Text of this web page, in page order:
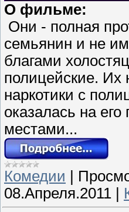
О фильме:
Они - полная
семьянин и не
благами
полицейские. Их
наркотики с
оказалась на
местами...
Комедии |
08.Апреля.2011 |